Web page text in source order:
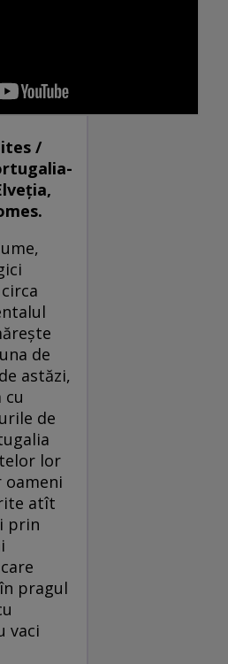
/
de
astăzi,
cu
de
lor
oameni
atît
prin
pragul
vaci